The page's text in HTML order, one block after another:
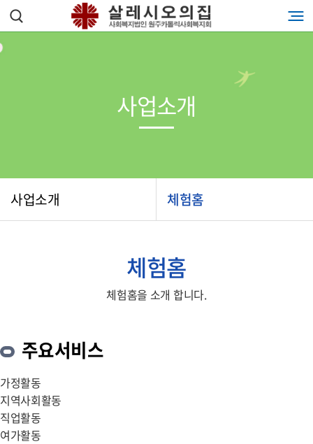
사업소개 체험홈
사업소개
체험홈
체험홈을 소개 합니다.
주요서비스
가정활동
지역사회활동
직업활동
여가활동